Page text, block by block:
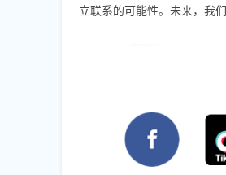
立联系的可能性。未来，我